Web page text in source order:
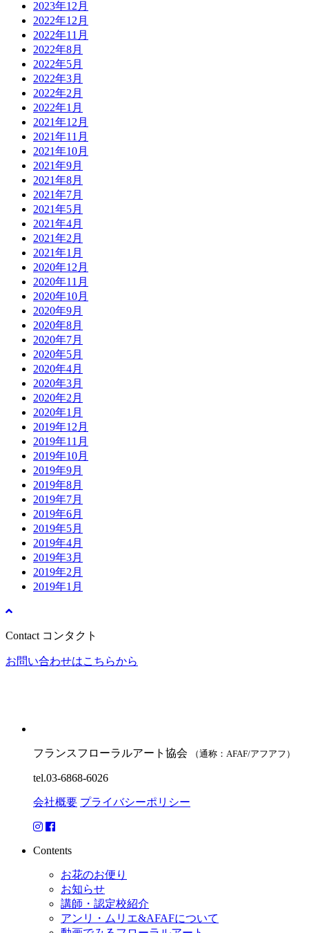
2023年12月
2022年12月
2022年11月
2022年8月
2022年5月
2022年3月
2022年2月
2022年1月
2021年12月
2021年11月
2021年10月
2021年9月
2021年8月
2021年7月
2021年5月
2021年4月
2021年2月
2021年1月
2020年12月
2020年11月
2020年10月
2020年9月
2020年8月
2020年7月
2020年5月
2020年4月
2020年3月
2020年2月
2020年1月
2019年12月
2019年11月
2019年10月
2019年9月
2019年8月
2019年7月
2019年6月
2019年5月
2019年4月
2019年3月
2019年2月
2019年1月
Contact コンタクト
お問い合わせはこちらから
フランスフローラルアート協会 （通称：AFAF/アフアフ）
tel.03-6868-6026
会社概要 プライバシーポリシー
Contents
お花のお便り
お知らせ
講師・認定校紹介
アンリ・ムリエ&AFAFについて